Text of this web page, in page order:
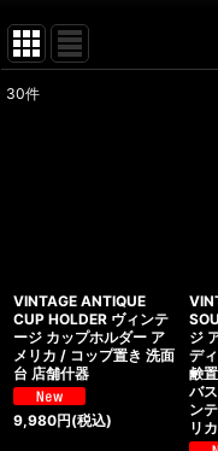
30件
VINTAGE ANTIQUE
CUP HOLDER ヴィンテ
ージ カップホルダー ア
メリカ / コップ置き 洗面
台 店舗什器
9,980円(税込)
ジ
デ
鹸
バ
ン
リカ